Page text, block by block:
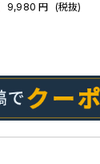
9,980 円 (税抜)